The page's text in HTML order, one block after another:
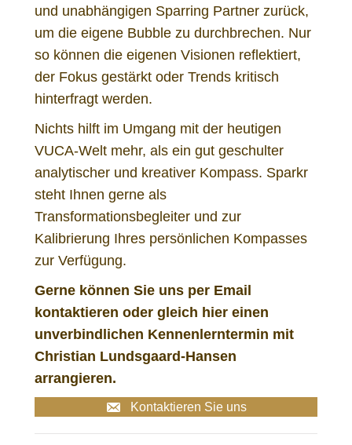
und unabhängigen Sparring Partner zurück,
um die eigene Bubble zu durchbrechen. Nur
so können die eigenen Visionen reflektiert,
der Fokus gestärkt oder Trends kritisch
hinterfragt werden.
Nichts hilft im Umgang mit der heutigen
VUCA-Welt mehr, als ein gut geschulter
analytischer und kreativer Kompass. Sparkr
steht Ihnen gerne als
Transformationsbegleiter und zur
Kalibrierung Ihres persönlichen Kompasses
zur Verfügung.
Gerne können Sie uns per Email
kontaktieren oder gleich hier einen
unverbindlichen Kennenlerntermin mit
Christian Lundsgaard-Hansen
arrangieren.
Kontaktieren Sie uns